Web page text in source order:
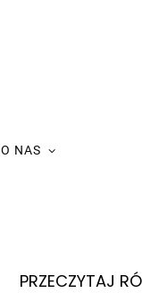
O NAS
PRZECZYTAJ